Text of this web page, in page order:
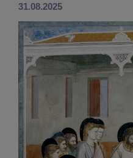
31.08.2025